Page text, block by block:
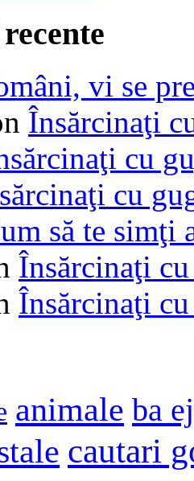
vi se
Însărcinaţi
cu
cu
să te simţi
Însărcinaţi
Însărcinaţi
animale ba
cautari